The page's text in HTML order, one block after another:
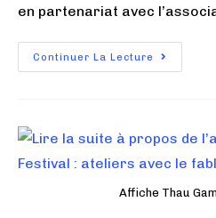
en partenariat avec
Continuer La Lecture
Affiche Thau